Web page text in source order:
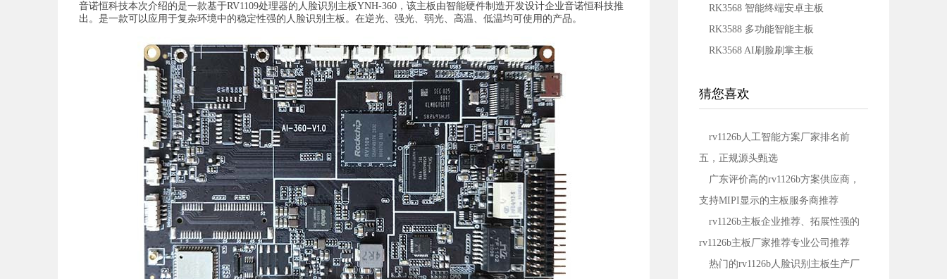
音诺恒科技本次介绍的是一款基于RV1109处理器的人脸识别主板YNH-360，该主板由智能硬件制造开发设计企业音诺恒科技推
出。是一款可以应用于复杂环境中的稳定性强的人脸识别主板。在逆光、强光、弱光、高温、低温均可使用的产品。
RK3568 智能终端安卓主板
RK3588 多功能智能主板
RK3568 AI刷脸刷掌主板
猜您喜欢
rv1126b人工智能方案厂家排名前
五，正规源头甄选
广东评价高的rv1126b方案供应商，
支持MIPI显示的主板服务商推荐
rv1126b主板企业推荐、拓展性强的
rv1126b主板厂家推荐专业公司推荐
热门的rv1126b人脸识别主板生产厂